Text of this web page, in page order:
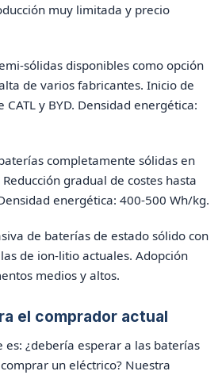
muy limitada y precio
sólidas disponibles como opción
de varios fabricantes. Inicio de
CATL y BYD. Densidad energética:
completamente sólidas en
gradual de costes hasta
energética: 400-500 Wh/kg.
de baterías de estado sólido con
de ion-litio actuales. Adopción
medios y altos.
el comprador actual
¿debería esperar a las baterías
un eléctrico? Nuestra